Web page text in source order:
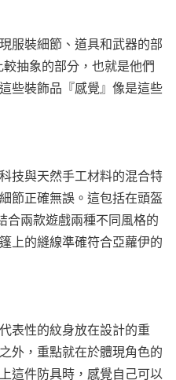
服裝細節、道具和武器的部
抽象的部分，也就是他們
些裝飾品『感覺』像是這些
技與天然手工材料的混合特
節正確無誤。這包括在頭盔
合兩款遊戲兩種不同風格的
上的縫線準確符合亞蘿伊的
表性的紋身放在設計的重
外，重點就在於體現角色的
這件防具時，感覺自己可以